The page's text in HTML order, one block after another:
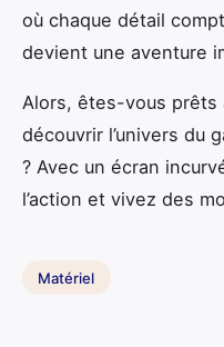
où chaque détail
devient une aventure
Alors, êtes-vous prêts
découvrir l’univers du
? Avec un écran
l’action et vivez des
Matériel